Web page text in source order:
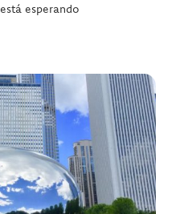
esperando